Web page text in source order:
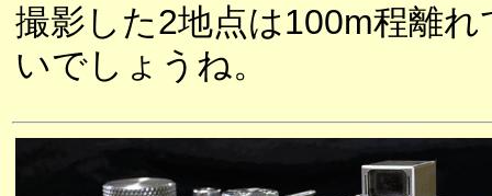
撮影した2地点は100m程離
いでしょうね。